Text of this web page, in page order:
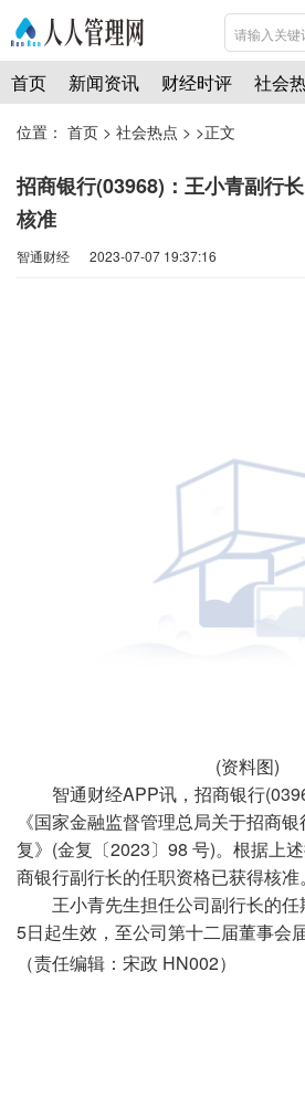
首页 新闻资讯 财经时评 社会
位置： 首页 > 社会热点 > >正文
招商银行(03968)：王小青副行
核准
智通财经 2023-07-07 19:37:16
(资料图)
智通财经APP讯，招商银行
《国家金融监督管理总局关于招商
复》(金复〔2023〕98 号)。根据上
商银行副行长的任职资格已获得核准。
王小青先生担任公司副行长的
5日起生效，至公司第十二届董事会
（责任编辑：宋政 HN002）